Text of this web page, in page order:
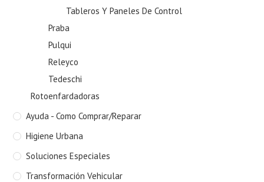
Tableros Y Paneles De Control
Praba
Pulqui
Releyco
Tedeschi
Rotoenfardadoras
Ayuda - Como Comprar/Reparar
Higiene Urbana
Soluciones Especiales
Transformación Vehicular